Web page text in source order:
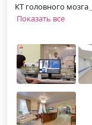
КТ головного мозга
Показать все